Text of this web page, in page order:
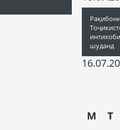
шуданд
M T